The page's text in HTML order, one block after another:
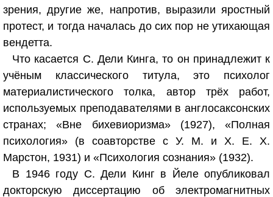
зрения, другие же, напротив, выразили яростный
протест, и тогда началась до сих пор не утихающая
вендетта.
Что касается С. Дели Кинга, то он принадлежит к
учёным классического титула, это психолог
материалистического толка, автор трёх работ,
используемых преподавателями в англосаксонских
странах; «Вне бихевиоризма» (1927), «Полная
психология» (в соавторстве с У. М. и Х. Е. Х.
Марстон, 1931) и «Психология сознания» (1932).
В 1946 году С. Дели Кинг в Йеле опубликовал
докторскую диссертацию об электромагнитных